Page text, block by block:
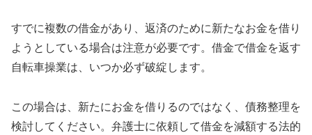
すでに複数の借金があり、返済のために新たなお金を借り
ようとしている場合は注意が必要です。借金で借金を返す
自転車操業は、いつか必ず破綻します。
この場合は、新たにお金を借りるのではなく、債務整理を
検討してください。弁護士に依頼して借金を減額する法的